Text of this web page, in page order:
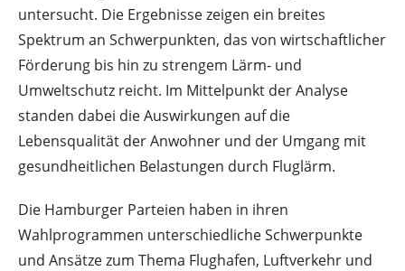
untersucht. Die Ergebnisse zeigen ein breites
Spektrum an Schwerpunkten, das von wirtschaftlicher
Förderung bis hin zu strengem Lärm- und
Umweltschutz reicht. Im Mittelpunkt der Analyse
standen dabei die Auswirkungen auf die
Lebensqualität der Anwohner und der Umgang mit
gesundheitlichen Belastungen durch Fluglärm.
Die Hamburger Parteien haben in ihren
Wahlprogrammen unterschiedliche Schwerpunkte
und Ansätze zum Thema Flughafen, Luftverkehr und